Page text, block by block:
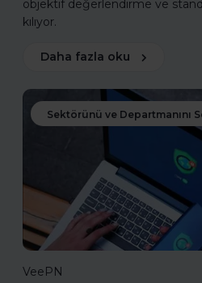
objektif değerlendirme ve
kılıyor.
Daha fazla oku
Sektörünü ve Departmanını
VeePN